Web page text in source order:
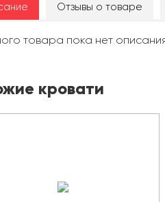
Отзывы о товаре
товара пока нет
кровати